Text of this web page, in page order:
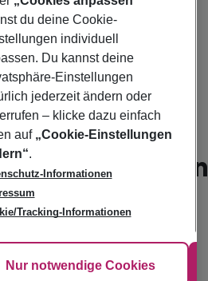
Empfehlungen
du deine Cookie-
individuell
Du kannst deine
Einstellungen
jederzeit ändern oder
– klicke dazu einfach
auf „Cookie-Einstellungen
.
Informationen
Tracking-Informationen
Cookie anpassen
Nur notwendige Cookies